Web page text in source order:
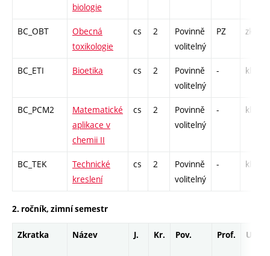
biologie
BC_OBT
Obecná
toxikologie
cs 2
Povinně
volitelný
PZ zk
BC_ETI Bioetika cs 2
Povinně
volitelný
- kl
BC_PCM2
Matematické
aplikace v
chemii II
cs 2
Povinně
volitelný
- kl
BC_TEK
Technické
kreslení
cs 2
Povinně
volitelný
- kl
2. ročník, zimní semestr
Zkratka Název J. Kr. Pov. Prof. Uk.